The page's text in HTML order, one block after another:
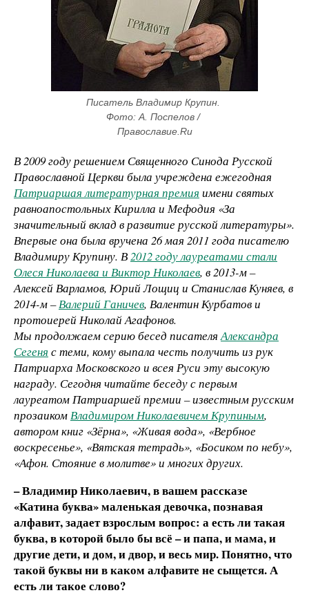
Писатель Владимир Крупин.
Фото: А. Поспелов /
Православие.Ru
В 2009 году решением Священного Синода Русской
Православной Церкви была учреждена ежегодная
Патриаршая литературная премия имени святых
равноапостольных Кирилла и Мефодия «За
значительный вклад в развитие русской литературы».
Впервые она была вручена 26 мая 2011 года писателю
Владимиру Крупину. В2012 году лауреатами стали
Олеся Николаева и Виктор Николаев, в 2013-м –
Алексей Варламов, Юрий Лощиц и Станислав Куняев, в
2014-м –Валерий Ганичев, Валентин Курбатов и
протоиерей Николай Агафонов.
Мы продолжаем серию бесед писателяАлександра
Сегеня с теми, кому выпала честь получить из рук
Патриарха Московского и всея Руси эту высокую
награду. Сегодня читайте беседу с первым
лауреатом Патриаршей премии – известным русским
прозаикомВладимиром Николаевичем Крупиным,
автором книг «Зёрна», «Живая вода», «Вербное
воскресенье», «Вятская тетрадь», «Босиком по небу»,
«Афон. Стояние в молитве» и многих других.
– Владимир Николаевич, в вашем рассказе
«Катина буква» маленькая девочка, познавая
алфавит, задает взрослым вопрос: а есть ли такая
буква, в которой было бы всё – и папа, и мама, и
другие дети, и дом, и двор, и весь мир. Понятно, что
такой буквы ни в каком алфавите не сыщется. А
есть ли такое слово?